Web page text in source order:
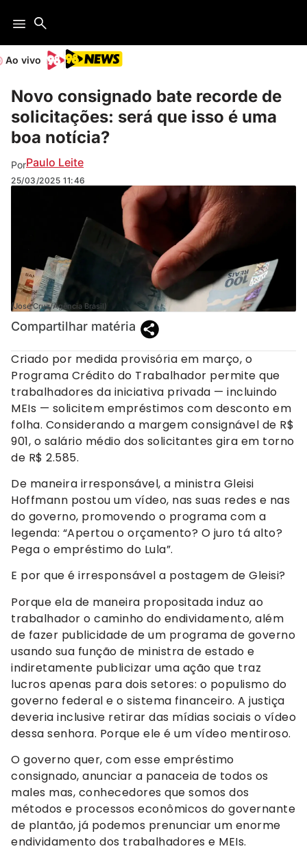
Ao vivo
Novo consignado bate recorde de
solicitações: será que isso é uma
boa notícia?
PorPaulo Leite
25/03/2025 11:46
(José Cruz/Agência Brasil)
Compartilhar matéria
Criado por medida provisória em março, o
Programa Crédito do Trabalhador permite que
trabalhadores da iniciativa privada — incluindo
MEIs — solicitem empréstimos com desconto em
folha. Considerando a margem consignável de R$
901, o salário médio dos solicitantes gira em torno
de R$ 2.585.
De maneira irresponsável, a ministra Gleisi
Hoffmann postou um vídeo, nas suas redes e nas
do governo, promovendo o programa com a
legenda: “Apertou o orçamento? O juro tá alto?
Pega o empréstimo do Lula”.
E por que é irresponsável a postagem de Gleisi?
Porque ela de maneira propositada induz ao
trabalhador o caminho do endividamento, além
de fazer publicidade de um programa de governo
usando sua função de ministra de estado e
indiretamente publicizar uma ação que traz
lucros apenas para dois setores: o populismo do
governo federal e o sistema financeiro. A justiça
deveria inclusive retirar das mídias sociais o vídeo
dessa senhora. Porque ele é um vídeo mentiroso.
O governo quer, com esse empréstimo
consignado, anunciar a panaceia de todos os
males mas, conhecedores que somos dos
métodos e processos econômicos do governante
de plantão, já podemos prenunciar um enorme
endividamento dos trabalhadores e MEIs.